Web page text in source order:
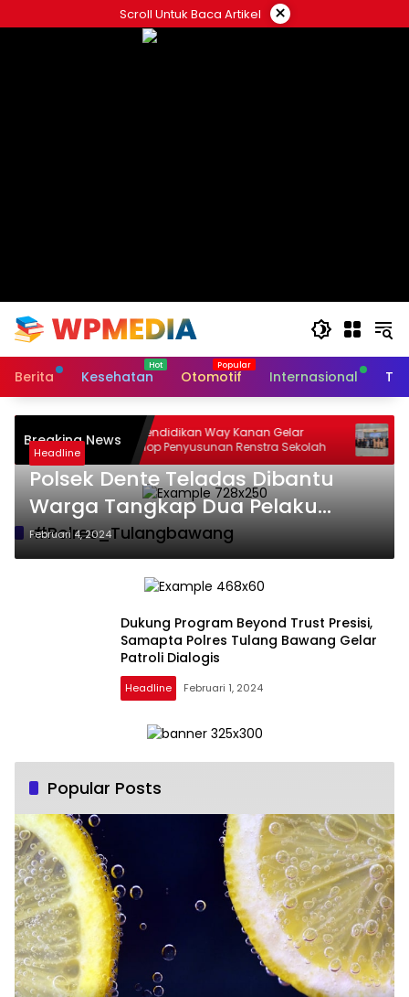
ke
Scroll Untuk Baca Artikel ×
Berita Kesehatan Otomotif Internasional
Breaking NewsDinas Pendidikan Way Kanan Gelar
Workshop Penyusunan Renstra Sekolah
15
#Polres_Tulangbawang
Headline
Polsek Dente Teladas Dibantu
Warga Tangkap Dua Pelaku
Curat Yang Beraksi di Kampung
Sendiri
Februari 4, 2024
Dukung Program Beyond Trust Presisi,
Samapta Polres Tulang Bawang Gelar
Patroli Dialogis
Headline Februari 1, 2024
Popular Posts